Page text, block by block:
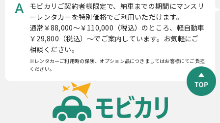
A
モビカリご契約者様限定で、納車までの期間にマンスリ
ーレンタカーを特別価格でご利用いただけます。
通常￥88,000〜￥110,000（税込）のところ、軽自動車
￥29,800（税込）〜でご案内しています。お気軽にご
相談ください。
※レンタカーご利用時の保険、オプション品につきましてはお客様にてご負担
ください。